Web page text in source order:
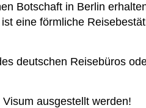
Botschaft in Berlin
eine förmliche
deutschen Reisebüros
ausgestellt werden!